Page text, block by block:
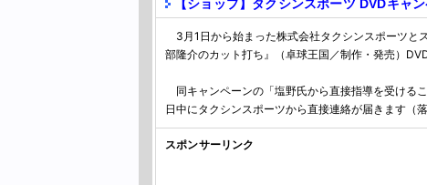
【ショップ】タクシンスポーツ DVDキャ
3月1日から始まった株式会社タクシンスポーツと
部隆介のカット打ち』（卓球王国／制作・発売）
同キャンペーンの「塩野氏から直接指導を受ける
日中にタクシンスポーツから直接連絡が届きます（
スポンサーリンク